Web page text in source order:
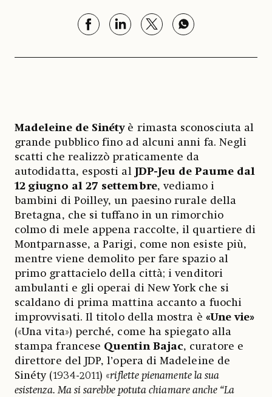
Madeleine de Sinétyè rimasta sconosciuta al
grande pubblico fino ad alcuni anni fa. Negli
scatti che realizzò praticamente da
autodidatta, esposti al
JDP-Jeu de Paume dal
12 giugno al 27 settembre, vediamo i
bambini di Poilley, un paesino rurale della
Bretagna, che si tuffano in un rimorchio
colmo di mele appena raccolte, il quartiere di
Montparnasse, a Parigi, come non esiste più,
mentre viene demolito per fare spazio al
primo grattacielo della città; i venditori
ambulanti e gli operai di New York che si
scaldano di prima mattina accanto a fuochi
improvvisati. Il titolo della mostra è «Une vie»
(«Una vita») perché, come ha spiegato alla
stampa francese Quentin Bajac, curatore e
direttore del JDP, l’opera di Madeleine de
Sinéty (1934-2011) «riflette pienamente la sua
esistenza. Ma si sarebbe potuta chiamare anche “La